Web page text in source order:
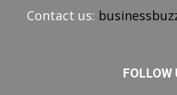
Contact us:
FOLLOW